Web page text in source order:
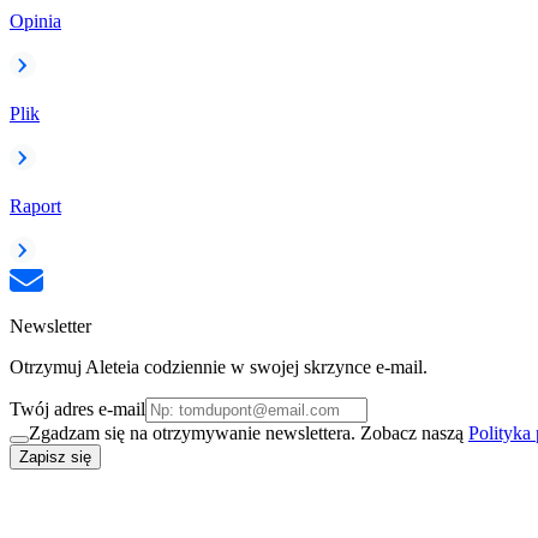
Opinia
Plik
Raport
Newsletter
Otrzymuj Aleteia codziennie w swojej skrzynce e-mail.
Twój adres e-mail
Zgadzam się na otrzymywanie newslettera. Zobacz naszą Polityka
Zapisz się